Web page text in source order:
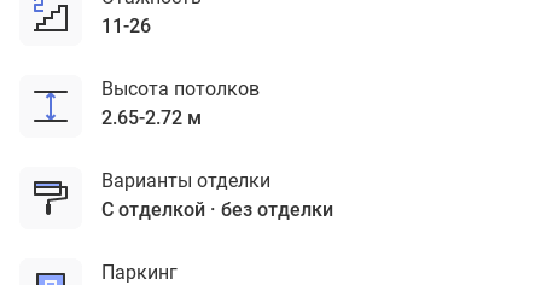
11-26
Высота потолков
2.65-2.72 м
Варианты отделки
с отделкой
без отделки
Паркинг